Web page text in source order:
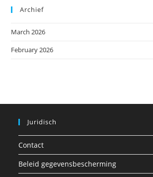
Archief
March 2026
February 2026
Juridisch
Contact
Beleid gegevensbescherming